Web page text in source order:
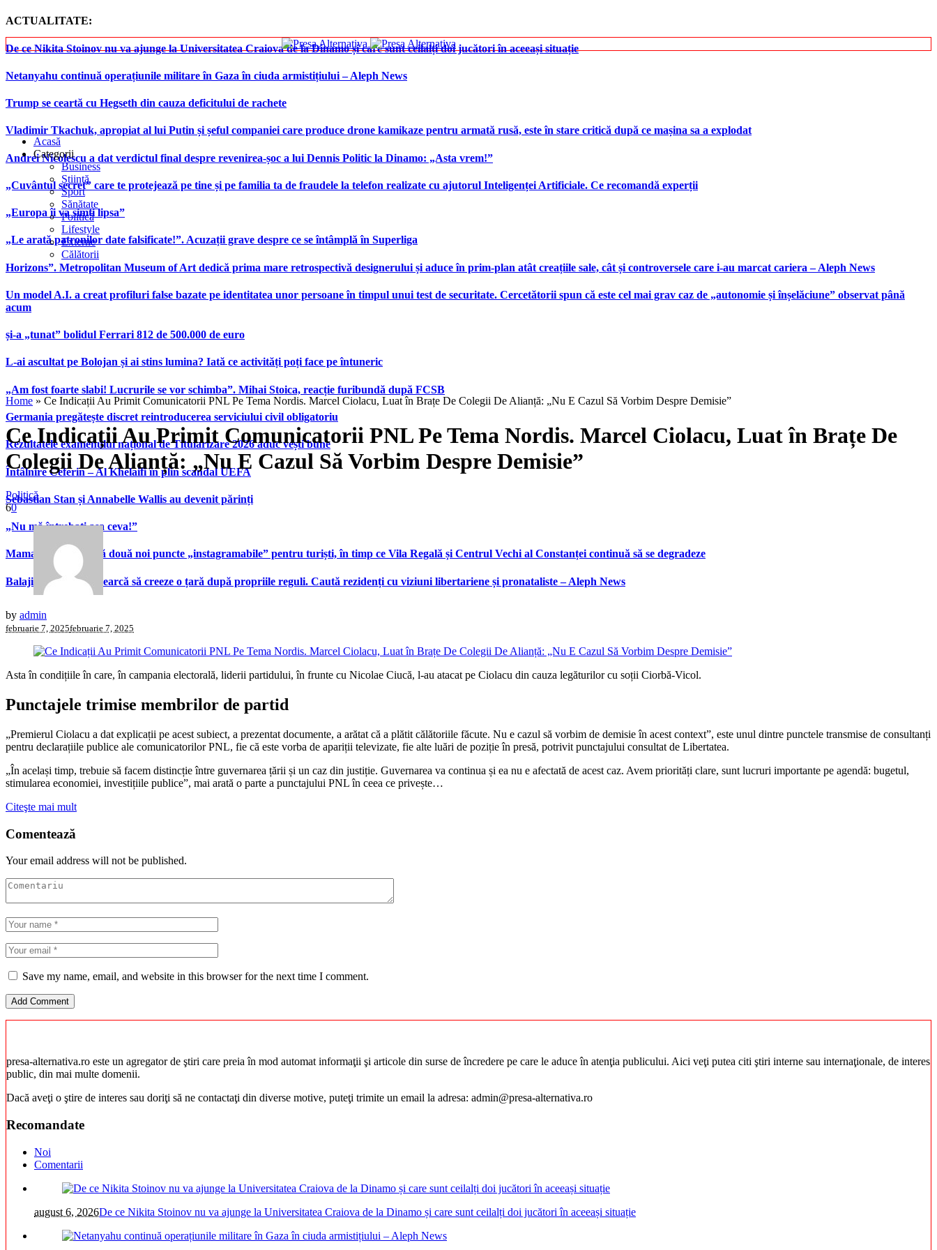
ACTUALITATE:
De ce Nikita Stoinov nu va ajunge la Universitatea Craiova de la Dinamo și care sunt ceilalți doi jucători în aceeași situație
Netanyahu continuă operațiunile militare în Gaza în ciuda armistițiului – Aleph News
Trump se ceartă cu Hegseth din cauza deficitului de rachete
Vladimir Tkachuk, apropiat al lui Putin și șeful companiei care produce drone kamikaze pentru armată rusă, este în stare critică după ce mașina sa a explodat
Andrei Nicolescu a dat verdictul final despre revenirea-șoc a lui Dennis Politic la Dinamo: „Asta vrem!”
„Cuvântul secret” care te protejează pe tine și pe familia ta de fraudele la telefon realizate cu ajutorul Inteligenței Artificiale. Ce recomandă experții
„Europa îi va simți lipsa”
„Le arată patronilor date falsificate!”. Acuzații grave despre ce se întâmplă în Superliga
Horizons”. Metropolitan Museum of Art dedică prima mare retrospectivă designerului și aduce în prim-plan atât creațiile sale, cât și controversele care i-au marcat cariera – Aleph News
Un model A.I. a creat profiluri false bazate pe identitatea unor persoane în timpul unui test de securitate. Cercetătorii spun că este cel mai grav caz de „autonomie și înșelăciune” observat până
acum
și-a „tunat” bolidul Ferrari 812 de 500.000 de euro
L-ai ascultat pe Bolojan și ai stins lumina? Iată ce activități poți face pe întuneric
„Am fost foarte slabi! Lucrurile se vor schimba”. Mihai Stoica, reacție furibundă după FCSB
Germania pregătește discret reintroducerea serviciului civil obligatoriu
Rezultatele examenului național de Titularizare 2026 aduc vești bune
Întâlnire Ceferin – Al Khelaifi în plin scandal UEFA
Sebastian Stan și Annabelle Wallis au devenit părinți
„Nu mă întrebați așa ceva!”
Mamaia inaugurează două noi puncte „instagramabile” pentru turiști, în timp ce Vila Regală și Centrul Vechi al Constanței continuă să se degradeze
Balaji Srinivasan încearcă să creeze o țară după propriile reguli. Caută rezidenți cu viziuni libertariene și pronataliste – Aleph News
Acasă
Categorii
Business
Știință
Sport
Sănătate
Politică
Lifestyle
Externe
Călătorii
Home » Ce Indicații Au Primit Comunicatorii PNL Pe Tema Nordis. Marcel Ciolacu, Luat în Brațe De Colegii De Alianță: „Nu E Cazul Să Vorbim Despre Demisie”
Ce Indicații Au Primit Comunicatorii PNL Pe Tema Nordis. Marcel Ciolacu, Luat în Brațe De
Colegii De Alianță: „Nu E Cazul Să Vorbim Despre Demisie”
Politică
60
by admin
februarie 7, 2025februarie 7, 2025
Asta în condițiile în care, în campania electorală, liderii partidului, în frunte cu Nicolae Ciucă, l-au atacat pe Ciolacu din cauza legăturilor cu soții Ciorbă-Vicol.
Punctajele trimise membrilor de partid
„Premierul Ciolacu a dat explicații pe acest subiect, a prezentat documente, a arătat că a plătit călătoriile făcute. Nu e cazul să vorbim de demisie în acest context”, este unul dintre punctele transmise de consultanți
pentru declarațiile publice ale comunicatorilor PNL, fie că este vorba de apariții televizate, fie alte luări de poziție în presă, potrivit punctajului consultat de Libertatea.
„În același timp, trebuie să facem distincție între guvernarea țării și un caz din justiție. Guvernarea va continua și ea nu e afectată de acest caz. Avem priorități clare, sunt lucruri importante pe agendă: bugetul,
stimularea economiei, investițiile publice”, mai arată o parte a punctajului PNL în ceea ce privește…
Citeşte mai mult
Comentează
Your email address will not be published.
Save my name, email, and website in this browser for the next time I comment.
presa-alternativa.ro este un agregator de ştiri care preia în mod automat informaţii şi articole din surse de încredere pe care le aduce în atenţia publicului. Aici veţi putea citi ştiri interne sau internaţionale, de interes
public, din mai multe domenii.
Dacă aveţi o ştire de interes sau doriţi să ne contactaţi din diverse motive, puteţi trimite un email la adresa: admin@presa-alternativa.ro
Recomandate
Noi
Comentarii
august 6, 2026De ce Nikita Stoinov nu va ajunge la Universitatea Craiova de la Dinamo și care sunt ceilalți doi jucători în aceeași situație